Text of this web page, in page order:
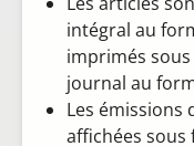
intégral au
imprimés
journal au
Les émissions
affichées